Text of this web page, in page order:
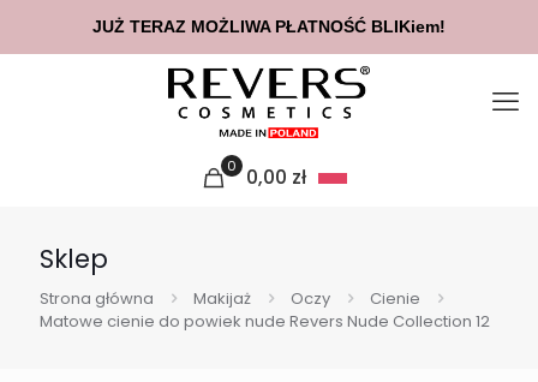
0 0,00 zł
Sklep
Strona główna Makijaż Oczy
Cienie
Matowe cienie do powiek nude Revers Nude Collection 12
JUŻ TERAZ MOŻLIWA PŁATNOŚĆ BLIKiem!